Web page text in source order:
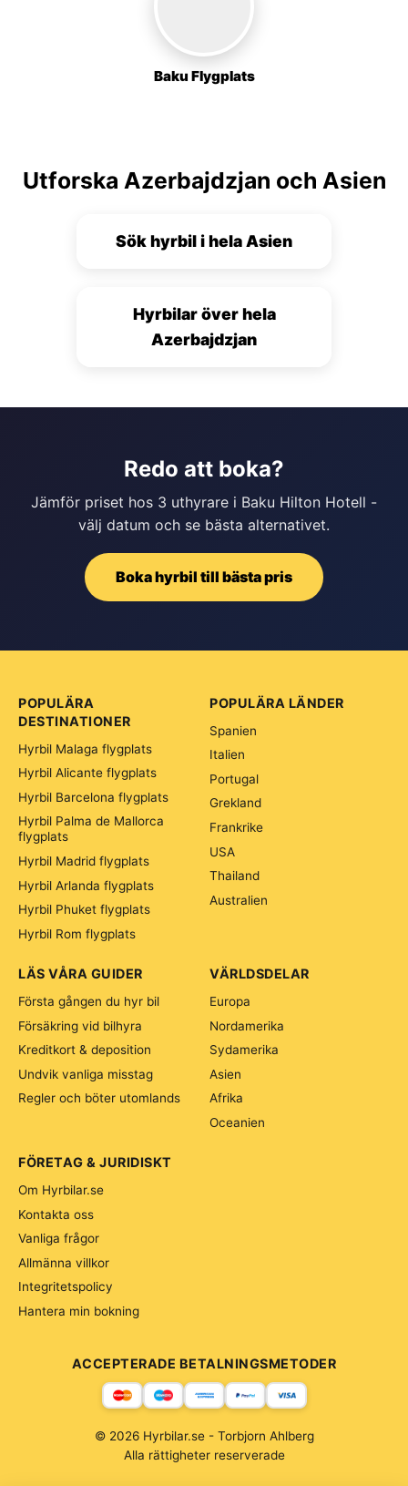
Baku Flygplats
Utforska Azerbajdzjan och Asien
Sök hyrbil i hela Asien
Hyrbilar över hela
Azerbajdzjan
Redo att boka?
Jämför priset hos 3 uthyrare i Baku Hilton Hotell -
välj datum och se bästa alternativet.
Boka hyrbil till bästa pris
POPULÄRA
DESTINATIONER
Hyrbil Malaga flygplats
Hyrbil Alicante flygplats
Hyrbil Barcelona flygplats
Hyrbil Palma de Mallorca
flygplats
Hyrbil Madrid flygplats
Hyrbil Arlanda flygplats
Hyrbil Phuket flygplats
Hyrbil Rom flygplats
POPULÄRA LÄNDER
Spanien
Italien
Portugal
Grekland
Frankrike
USA
Thailand
Australien
VÄRLDSDELAR
Europa
Nordamerika
Sydamerika
Asien
Afrika
Oceanien
LÄS VÅRA GUIDER
Första gången du hyr bil
Försäkring vid bilhyra
Kreditkort & deposition
Undvik vanliga misstag
Regler och böter utomlands
FÖRETAG & JURIDISKT
Om Hyrbilar.se
Kontakta oss
Vanliga frågor
Allmänna villkor
Integritetspolicy
Hantera min bokning
ACCEPTERADE BETALNINGSMETODER
© 2026 Hyrbilar.se - Torbjorn Ahlberg
Alla rättigheter reserverade